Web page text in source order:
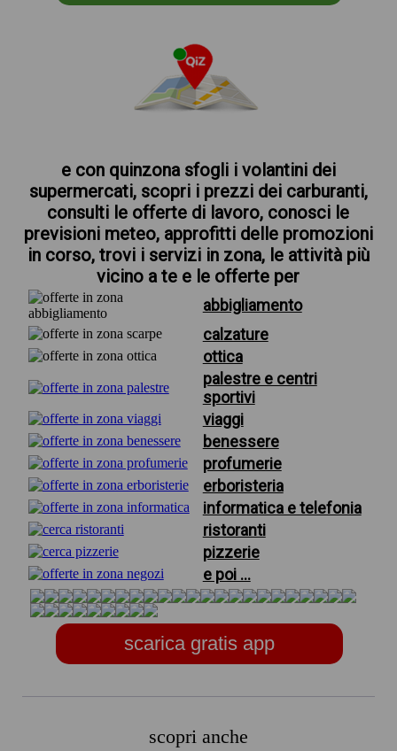
e con quinzona sfogli i volantini dei
supermercati, scopri i prezzi dei carburanti,
consulti le offerte di lavoro, conosci le
previsioni meteo, approfitti delle promozioni
in corso, trovi i servizi in zona, le attività più
vicino a te e le offerte per
abbigliamento
calzature
ottica
palestre e centri
sportivi
viaggi
benessere
profumerie
erboristeria
informatica e telefonia
ristoranti
pizzerie
e poi ...
scarica gratis app
scopri anche